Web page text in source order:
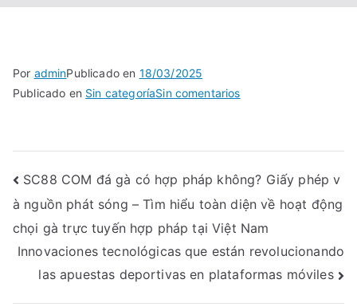
TA
Por adminPublicado en 18/03/2025
Publicado en Sin categoríaSin comentariosen
Mới
Nhân
Vật
Nổi
Bật
Trong
Chap
Navegación
de
entradas
SC88 COM đá gà có hợp pháp không? Giấy phép v
à nguồn phát sóng – Tìm hiểu toàn diện về hoạt động
chọi gà trực tuyến hợp pháp tại Việt Nam
Innovaciones tecnológicas que están revolucionando
las apuestas deportivas en plataformas móviles